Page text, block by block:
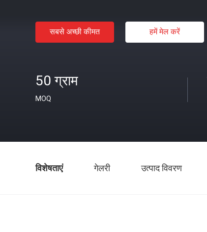
सबसे अच्छी कीमत हमें मेल करें
50 ग्राम
MOQ
विशेषताएं गेलरी उत्पाद विवरण